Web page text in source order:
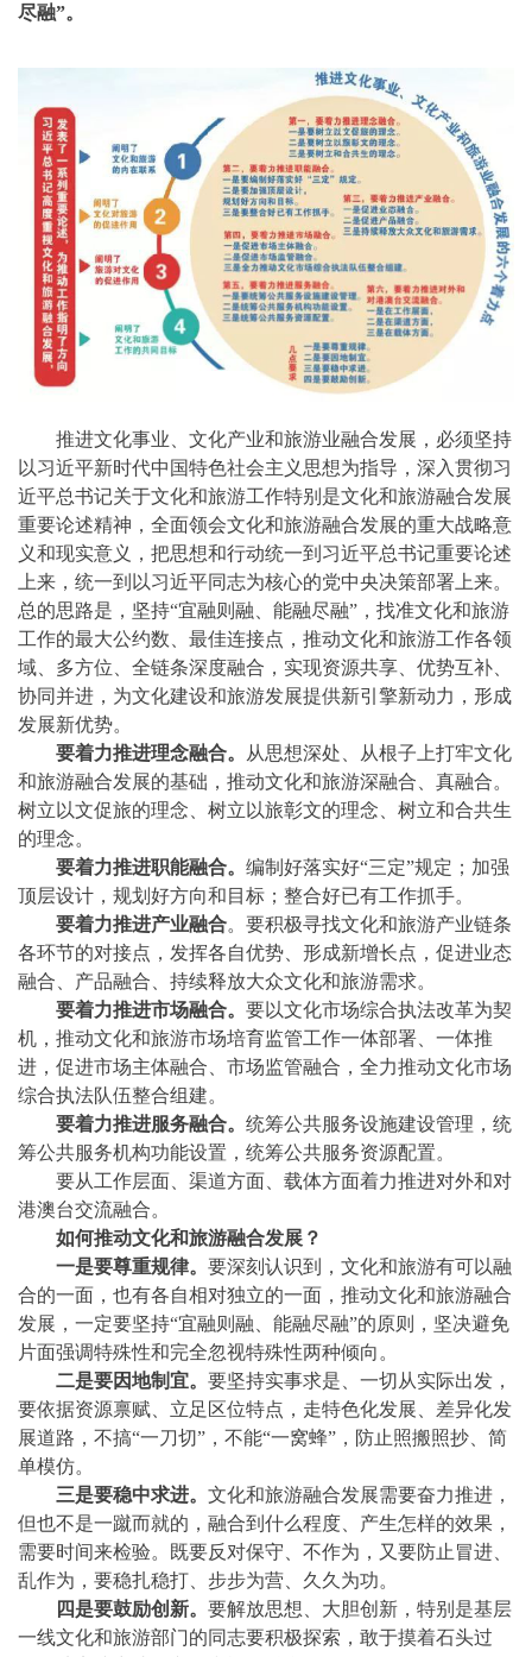
尽融”。
推进文化事业、文化产业和旅游业融合发展，必须坚持
以习近平新时代中国特色社会主义思想为指导，深入贯彻习
近平总书记关于文化和旅游工作特别是文化和旅游融合发展
重要论述精神，全面领会文化和旅游融合发展的重大战略意
义和现实意义，把思想和行动统一到习近平总书记重要论述
上来，统一到以习近平同志为核心的党中央决策部署上来。
总的思路是，坚持“宜融则融、能融尽融”，找准文化和旅游
工作的最大公约数、最佳连接点，推动文化和旅游工作各领
域、多方位、全链条深度融合，实现资源共享、优势互补、
协同并进，为文化建设和旅游发展提供新引擎新动力，形成
发展新优势。
要着力推进理念融合。
从思想深处、从根子上打牢文化
和旅游融合发展的基础，推动文化和旅游深融合、真融合。
树立以文促旅的理念、树立以旅彰文的理念、树立和合共生
的理念。
要着力推进职能融合。 编制好落实好“三定”规定；加强
顶层设计，规划好方向和目标；整合好已有工作抓手。
要着力推进产业融合。要积极寻找文化和旅游产业链条
各环节的对接点，发挥各自优势、形成新增长点，促进业态
融合、产品融合、持续释放大众文化和旅游需求。
要着力推进市场融合。 要以文化市场综合执法改革为契
机，推动文化和旅游市场培育监管工作一体部署、一体推
进，促进市场主体融合、市场监管融合，全力推动文化市场
综合执法队伍整合组建。
要着力推进服务融合。 统筹公共服务设施建设管理，统
筹公共服务机构功能设置，统筹公共服务资源配置。
要从工作层面、渠道方面、载体方面着力推进对外和对
港澳台交流融合。
如何推动文化和旅游融合发展？
一是要尊重规律。 要深刻认识到，文化和旅游有可以融
合的一面，也有各自相对独立的一面，推动文化和旅游融合
发展，一定要坚持“宜融则融、能融尽融”的原则，坚决避免
片面强调特殊性和完全忽视特殊性两种倾向。
二是要因地制宜。 要坚持实事求是、一切从实际出发，
要依据资源禀赋、立足区位特点，走特色化发展、差异化发
展道路，不搞“一刀切”，不能“一窝蜂”，防止照搬照抄、简
单模仿。
三是要稳中求进。 文化和旅游融合发展需要奋力推进，
但也不是一蹴而就的，融合到什么程度、产生怎样的效果，
需要时间来检验。既要反对保守、不作为，又要防止冒进、
乱作为，要稳扎稳打、步步为营、久久为功。
四是要鼓励创新。 要解放思想、大胆创新，特别是基层
一线文化和旅游部门的同志要积极探索，敢于摸着石头过